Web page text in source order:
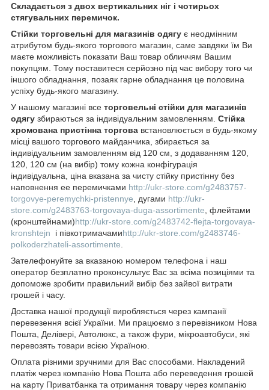
Складається з двох вертикальних ніг і чотирьох
стягувальних перемичок.
Стійки торговельні для магазинів одягу є неодмінним
атрибутом будь-якого торгового магазин, саме завдяки їм Ви
маєте можливість показати Ваш товар обличчям Вашим
покупцям. Тому поставитеся серйозно під час вибору того чи
іншого обладнання, позаяк гарне обладнання це половина
успіху будь-якого магазину.
У нашому магазині все торговельні стійки для магазинів
одягу збираються за індивідуальним замовленням. Стійка
хромована пристінна торгова встановлюється в будь-якому
місці вашого торгового майданчика, збирається за
індивідуальним замовленням від 120 см, з додаванням 120,
120, 120 см (на вибір) тому кожна конфігурація
індивідуальна, ціна вказана за чисту стійку пристінну без
наповнення ее перемичками http://ukr-store.com/g2483757-
torgovye-peremychki-pristennye , дугами http://ukr-
store.com/g2483763-torgovaya-duga-assortimente , флейтами
(кронштейнами)http://ukr-store.com/g2483742-flejta-torgovaya-
kronshtejn і півкотримачамиhttp://ukr-store.com/g2483746-
polkoderzhateli-assortimente
Зателефонуйте за вказаною номером телефона і наш
оператор безплатно проконсультує Вас за всіма позиціями та
допоможе зробити правильний вибір без зайвої витрати
грошей і часу.
Доставка нашої продукції виробляється через кампанії
перевезення всієї України. Ми працюємо з перевізником Нова
Пошта, Делівері, Автолюкс, а також фури, мікроавтобуси, які
перевозять товари всією Україною.
Оплата різними зручними для Вас способами. Накладений
платіж через компанію Нова Пошта або переведення грошей
на карту Приватбанка та отримання товару через компанію